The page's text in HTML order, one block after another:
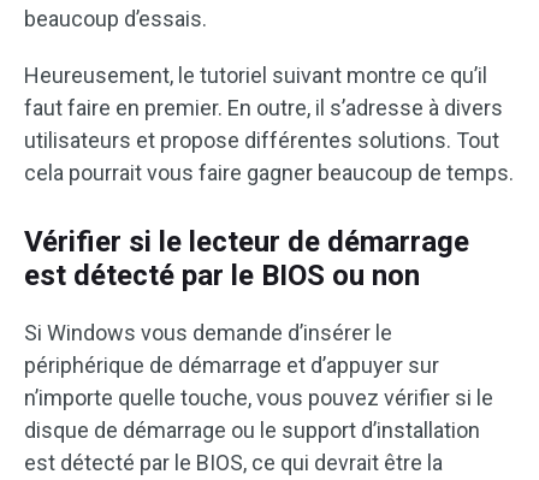
beaucoup d’essais.
Heureusement, le tutoriel suivant montre ce qu’il
faut faire en premier. En outre, il s’adresse à divers
utilisateurs et propose différentes solutions. Tout
cela pourrait vous faire gagner beaucoup de temps.
Vérifier si le lecteur de démarrage
est détecté par le BIOS ou non
Si Windows vous demande d’insérer le
périphérique de démarrage et d’appuyer sur
n’importe quelle touche, vous pouvez vérifier si le
disque de démarrage ou le support d’installation
est détecté par le BIOS, ce qui devrait être la